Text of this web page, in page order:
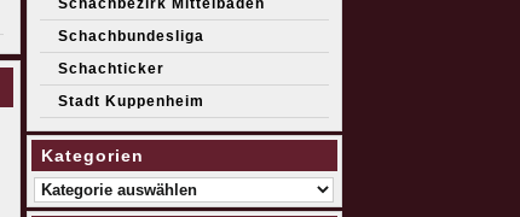
Schachbezirk Mittelbaden
Schachbundesliga
Schachticker
Stadt Kuppenheim
Kategorien
Kategorien